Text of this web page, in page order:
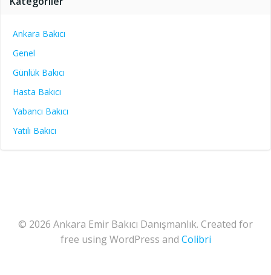
Ankara Bakıcı
Genel
Günlük Bakıcı
Hasta Bakıcı
Yabancı Bakıcı
Yatılı Bakıcı
© 2026 Ankara Emir Bakıcı Danışmanlık. Created for
free using WordPress and Colibri